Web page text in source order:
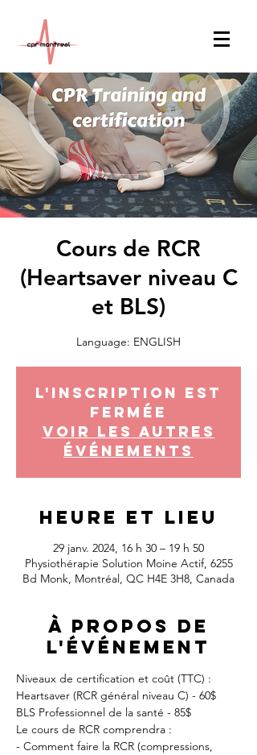
Cours de RCR
(Heartsaver niveau C
et BLS)
Language: ENGLISH
L'inscription est
fermée
Voir les autres
événements
Heure et lieu
29 janv. 2024, 16 h 30 – 19 h 50
Physiothérapie Solution Moine Actif, 6255
Bd Monk, Montréal, QC H4E 3H8, Canada
À propos de
l'événement
Niveaux de certification et coût (TTC) :
Heartsaver (RCR général niveau C) - 60$
BLS Professionnel de la santé - 85$
Le cours de RCR comprendra :
- Comment faire la RCR (compressions,